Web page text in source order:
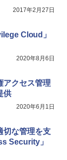
2017年2月27日
Cloud」
2020年8月6日
アクセス管理
供
2020年6月1日
切な管理を支
Security」